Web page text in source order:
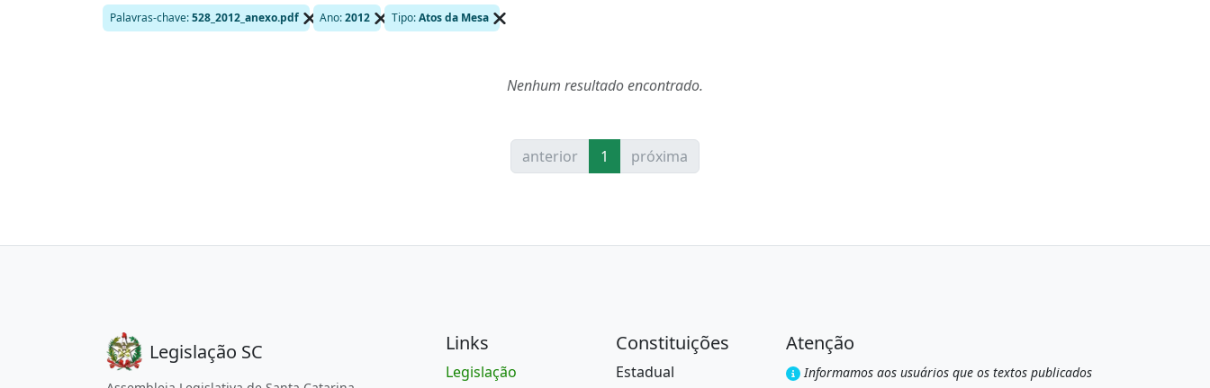
Palavras-chave:528_2012_anexo.pdf Ano:2012 Tipo:Atos da Mesa
Nenhum resultado encontrado.
anterior 1 próxima
Legislação SC Links
Legislação
Constituições
Estadual
Atenção
Informamos aos usuários que os textos publicados